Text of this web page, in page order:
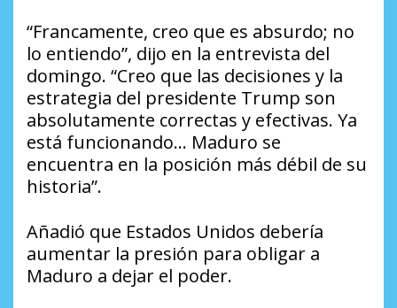
“Francamente, creo que es absurdo; no
lo entiendo”, dijo en la entrevista del
domingo. “Creo que las decisiones y la
estrategia del presidente Trump son
absolutamente correctas y efectivas. Ya
está funcionando… Maduro se
encuentra en la posición más débil de su
historia”.
Añadió que Estados Unidos debería
aumentar la presión para obligar a
Maduro a dejar el poder.